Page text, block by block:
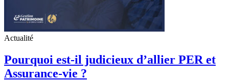
Actualité
Pourquoi est-il judicieux d’allier PER et
Assurance-vie ?